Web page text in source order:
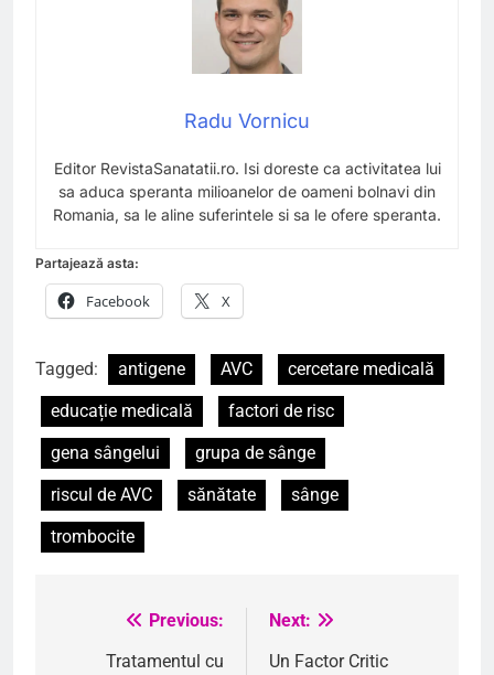
Radu Vornicu
Editor RevistaSanatatii.ro. Isi doreste ca activitatea lui
sa aduca speranta milioanelor de oameni bolnavi din
Romania, sa le aline suferintele si sa le ofere speranta.
Partajează asta:
Facebook X
Tagged: antigene AVC
cercetare medicală
educație medicală
factori de risc
gena sângelui
grupa de sânge
riscul de AVC
sănătate
sânge
trombocite
NavigarePrevious:
Tratamentul cu
Next:
Un Factor Critic